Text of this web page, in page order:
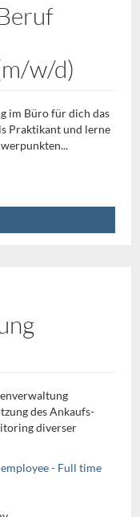
w/d)
im Büro für dich das
Praktikant und lerne
des Ankaufs-
diverser
- Full time